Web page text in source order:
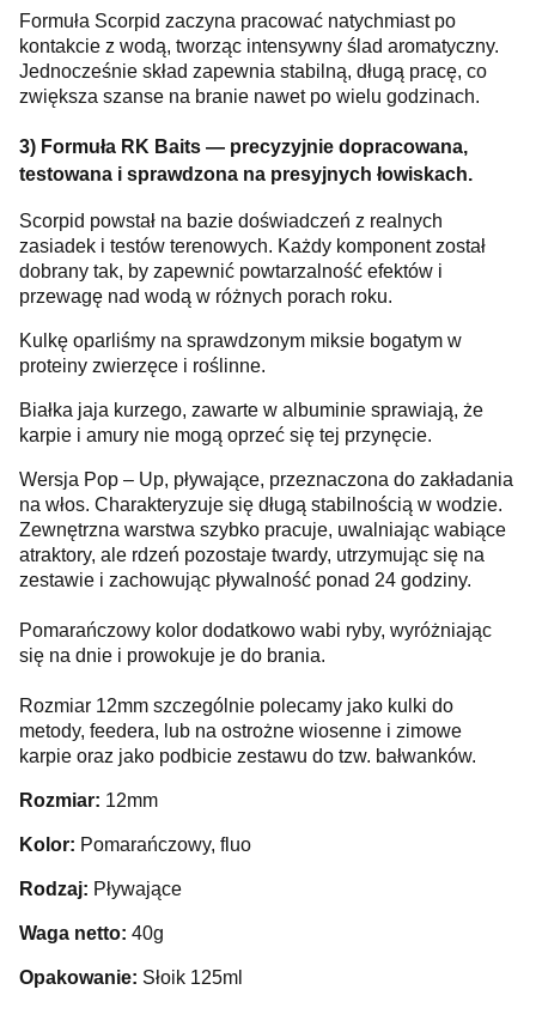
Formuła Scorpid zaczyna pracować natychmiast po
kontakcie z wodą, tworząc intensywny ślad aromatyczny.
Jednocześnie skład zapewnia stabilną, długą pracę, co
zwiększa szanse na branie nawet po wielu godzinach.
3) Formuła RK Baits — precyzyjnie dopracowana,
testowana i sprawdzona na presyjnych łowiskach.
Scorpid powstał na bazie doświadczeń z realnych
zasiadek i testów terenowych. Każdy komponent został
dobrany tak, by zapewnić powtarzalność efektów i
przewagę nad wodą w różnych porach roku.
Kulkę oparliśmy na sprawdzonym miksie bogatym w
proteiny zwierzęce i roślinne.
Białka jaja kurzego, zawarte w albuminie sprawiają, że
karpie i amury nie mogą oprzeć się tej przynęcie.
Wersja Pop – Up, pływające, przeznaczona do zakładania
na włos. Charakteryzuje się długą stabilnością w wodzie.
Zewnętrzna warstwa szybko pracuje, uwalniając wabiące
atraktory, ale rdzeń pozostaje twardy, utrzymując się na
zestawie i zachowując pływalność ponad 24 godziny.
Pomarańczowy kolor dodatkowo wabi ryby, wyróżniając
się na dnie i prowokuje je do brania.
Rozmiar 12mm szczególnie polecamy jako kulki do
metody, feedera, lub na ostrożne wiosenne i zimowe
karpie oraz jako podbicie zestawu do tzw. bałwanków.
Rozmiar: 12mm
Kolor: Pomarańczowy, fluo
Rodzaj: Pływające
Waga netto: 40g
Opakowanie: Słoik 125ml